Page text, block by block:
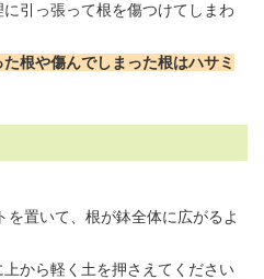
引っ張って根を傷つけてしまわ
根や傷んでしまった根はハサミ
置いて、根が鉢全体に広がるよ
から軽く土を押さえてください